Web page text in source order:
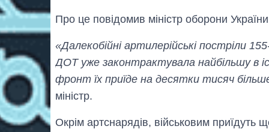
Про це повідомив міністр оборони
«Далекобійні артилерійські постріли
ДОТ уже законтрактувала найбільшу в
фронт їх приїде на десятки тисяч
міністр.
Окрім артснарядів, військовим приїдуть